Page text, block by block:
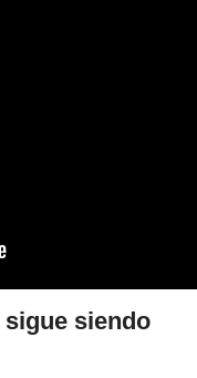
siendo